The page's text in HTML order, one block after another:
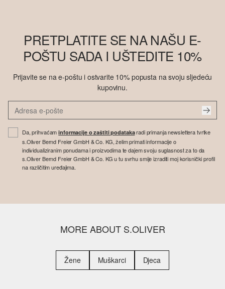
PRETPLATITE SE NA NAŠU E-
POŠTU SADA I UŠTEDITE 10%
Prijavite se na e-poštu i ostvarite 10% popusta na svoju sljedeću
kupovinu.
Da, prihvaćaminformacije o zaštiti podatakaradi primanja newslettera tvrtke
s.Oliver Bernd Freier GmbH & Co. KG, želim primati informacije o
individualiziranim ponudama i proizvodima te dajem svoju suglasnost za to da
s.Oliver Bernd Freier GmbH & Co. KG u tu svrhu smije izraditi moj korisnički profil
na različitim uređajima.
MORE ABOUT S.OLIVER
Žene Muškarci Djeca